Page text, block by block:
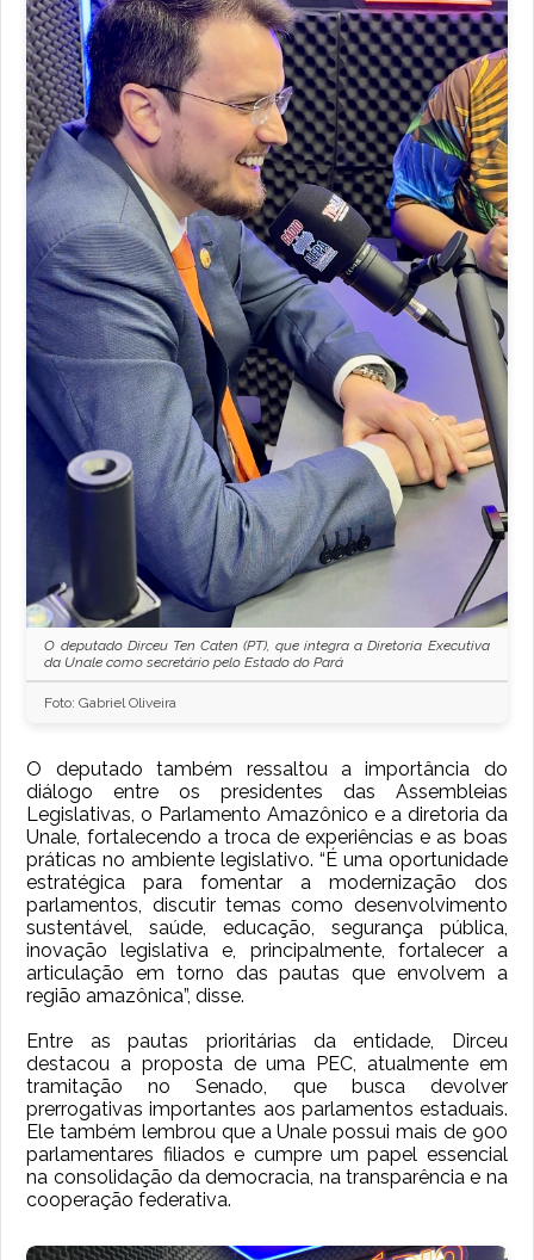
O deputado Dirceu Ten Caten (PT), que integra a Diretoria Executiva
da Unale como secretário pelo Estado do Pará
Foto: Gabriel Oliveira
O deputado também ressaltou a importância do
diálogo entre os presidentes das Assembleias
Legislativas, o Parlamento Amazônico e a diretoria da
Unale, fortalecendo a troca de experiências e as boas
práticas no ambiente legislativo. “É uma oportunidade
estratégica para fomentar a modernização dos
parlamentos, discutir temas como desenvolvimento
sustentável, saúde, educação, segurança pública,
inovação legislativa e, principalmente, fortalecer a
articulação em torno das pautas que envolvem a
região amazônica”, disse.
Entre as pautas prioritárias da entidade, Dirceu
destacou a proposta de uma PEC, atualmente em
tramitação no Senado, que busca devolver
prerrogativas importantes aos parlamentos estaduais.
Ele também lembrou que a Unale possui mais de 900
parlamentares filiados e cumpre um papel essencial
na consolidação da democracia, na transparência e na
cooperação federativa.